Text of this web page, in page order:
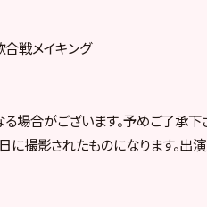
戦メイキング
場合がございます。予めご了承下
撮影されたものになります。出